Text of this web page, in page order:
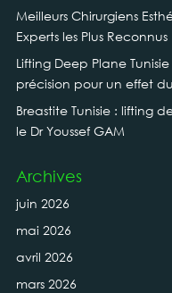
Meilleurs Chirurgiens
Experts les Plus Reconnus
Lifting Deep Plane
précision pour un effet
Breastite Tunisie : lifting
le Dr Youssef GAM
Archives
juin 2026
mai 2026
avril 2026
mars 2026